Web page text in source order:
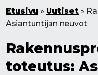
Etusivu » Uutiset »
Asiantuntijan neuvot
toteutus: